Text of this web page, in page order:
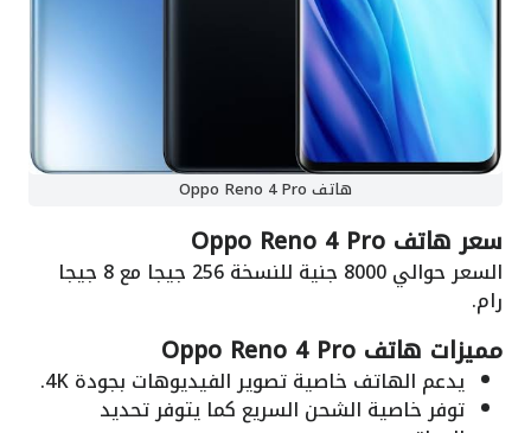
هاتف Oppo Reno 4 Pro
سعر هاتف Oppo Reno 4 Pro
السعر حوالي 8000 جنية للنسخة 256 جيجا مع 8 جيجا
رام.
مميزات هاتف Oppo Reno 4 Pro
يدعم الهاتف خاصية تصوير الفيديوهات بجودة 4K.
توفر خاصية الشحن السريع كما يتوفر تحديد